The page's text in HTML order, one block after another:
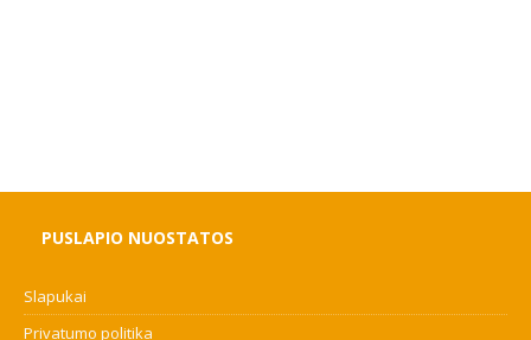
PUSLAPIO NUOSTATOS
Slapukai
Privatumo politika